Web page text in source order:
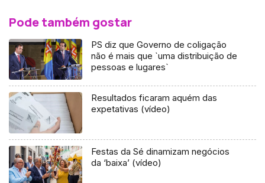
Pode também gostar
PS diz que Governo de coligação
não é mais que `uma distribuição de
pessoas e lugares`
Resultados ficaram aquém das
expetativas (vídeo)
Festas da Sé dinamizam negócios
da ‘baixa’ (vídeo)